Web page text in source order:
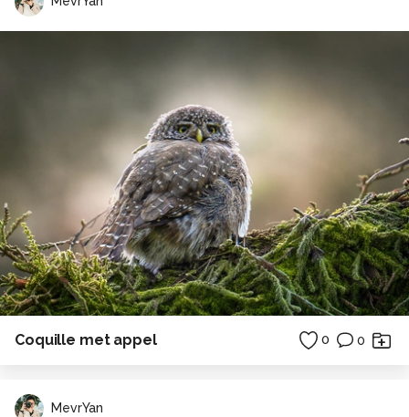
Coquille met appel 0 0
MevrYan